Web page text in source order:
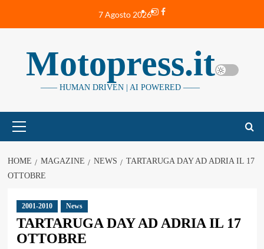
7 Agosto 2026Instagram
Facebook
Motopress.it
—— HUMAN DRIVEN | AI POWERED ——
principale
HOME MAGAZINE NEWS
TARTARUGA DAY AD ADRIA IL 17
OTTOBRE
2001-2010 News
TARTARUGA DAY AD ADRIA IL 17
OTTOBRE